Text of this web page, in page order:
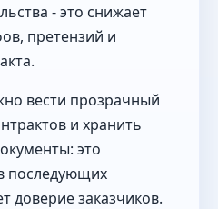
- это снижает
претензий и
вести прозрачный
и хранить
это
последующих
доверие заказчиков.